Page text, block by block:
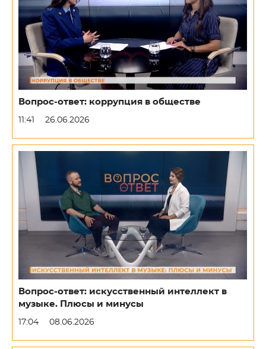
Вопрос-ответ: коррупция в обществе
11:41 26.06.2026
Вопрос-ответ: искусственный интеллект в
музыке. Плюсы и минусы
17:04 08.06.2026